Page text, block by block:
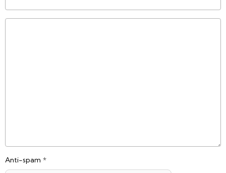
Anti-spam